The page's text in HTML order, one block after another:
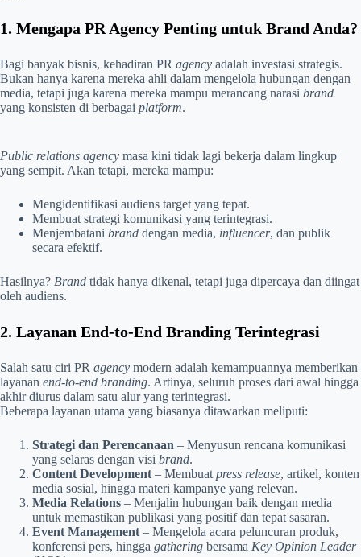
1. Mengapa PR Agency Penting untuk Brand Anda?
Bagi banyak bisnis, kehadiran PR agency adalah investasi strategis.
Bukan hanya karena mereka ahli dalam mengelola hubungan dengan
media, tetapi juga karena mereka mampu merancang narasi brand
yang konsisten di berbagai platform.
Public relations agency masa kini tidak lagi bekerja dalam lingkup
yang sempit. Akan tetapi, mereka mampu:
Mengidentifikasi audiens target yang tepat.
Membuat strategi komunikasi yang terintegrasi.
Menjembatani brand dengan media, influencer, dan publik
secara efektif.
Hasilnya? Brand tidak hanya dikenal, tetapi juga dipercaya dan diingat
oleh audiens.
2. Layanan End-to-End Branding Terintegrasi
Salah satu ciri PR agency modern adalah kemampuannya memberikan
layanan end-to-end branding. Artinya, seluruh proses dari awal hingga
akhir diurus dalam satu alur yang terintegrasi.
Beberapa layanan utama yang biasanya ditawarkan meliputi:
Strategi dan Perencanaan – Menyusun rencana komunikasi
yang selaras dengan visi brand.
Content Development – Membuat press release, artikel, konten
media sosial, hingga materi kampanye yang relevan.
Media Relations – Menjalin hubungan baik dengan media
untuk memastikan publikasi yang positif dan tepat sasaran.
Event Management – Mengelola acara peluncuran produk,
konferensi pers, hingga gathering bersama Key Opinion Leader